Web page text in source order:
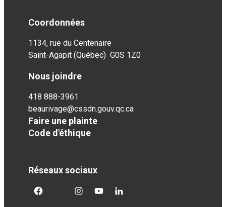
Coordonnées
1134, rue du Centenaire
Saint-Agapit (Québec) G0S 1Z0
Nous joindre
418 888-3961
beaurivage@cssdn.gouv.qc.ca
Faire une plainte
Code d'éthique
Réseaux sociaux
facebooktwittergoogleplus
googleplusgoogleplus